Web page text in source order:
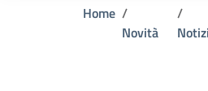
Home
Novità